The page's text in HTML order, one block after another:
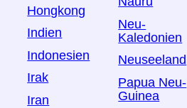
Hongkong
Indien
Indonesien
Irak
Iran
Neu-
Kaledonien
Neuseeland
Papua Neu-
Guinea